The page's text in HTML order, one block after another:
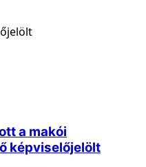
a makói
képviselőjelölt